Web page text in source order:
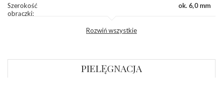
Szerokość
obrączki:
ok. 6,0 mm
Rozwiń wszystkie
PIELĘGNACJA